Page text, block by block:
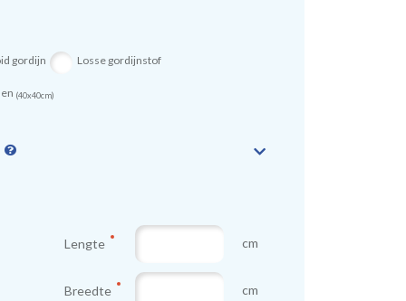
gordijn Losse gordijnstof
(40x40cm)
Lengte cm
Breedte cm